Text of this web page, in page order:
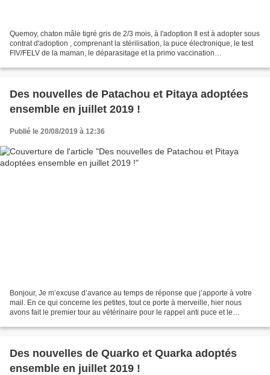
Quemoy, chaton mâle tigré gris de 2/3 mois, à l'adoption Il est à adopter sous
contrat d'adoption , comprenant la stérilisation, la puce électronique, le test
FIV/FELV de la maman, le déparasitage et la primo vaccination
Des nouvelles de Patachou et Pitaya adoptées
ensemble en juillet 2019 !
Publié le 20/08/2019 à 12:36
Bonjour, Je m’excuse d’avance au temps de réponse que j’apporte à votre
mail. En ce qui concerne les petites, tout ce porte à merveille, hier nous
avons fait le premier tour au vétérinaire pour le rappel anti puce et le
Des nouvelles de Quarko et Quarka adoptés
ensemble en juillet 2019 !